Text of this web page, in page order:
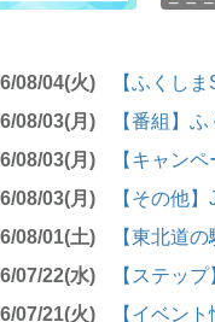
08/04(火)
【ふくし
08/03(月)
【番組】
08/03(月)
【キャン
08/03(月)
【その他
08/01(土)
【東北道
07/22(水)
【ステッ
07/21(火)
【イベン